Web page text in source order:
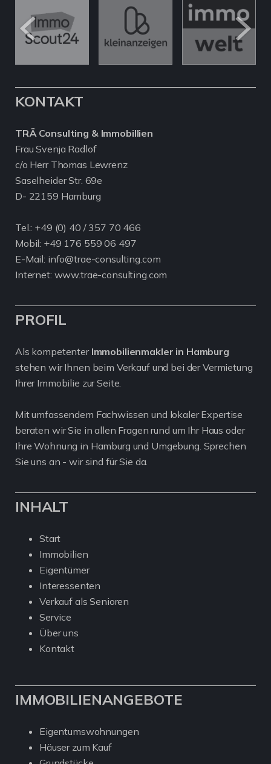
KONTAKT
TRÄ Consulting & Immobillien
Frau Svenja Radlof
c/o Herr Thomas Lewrenz
Saselheider Str. 69e
D- 22159 Hamburg
Tel.: +49 (0) 40 / 357 70 466
Mobil: +49 176 559 06 497
E-Mail: info@trae-consulting.com
Internet: www.trae-consulting.com
PROFIL
Als kompetenter Immobilienmakler in Hamburg
stehen wir Ihnen beim Verkauf und bei der Vermietung
Ihrer Immobilie zur Seite.
Mit umfassendem Fachwissen und lokaler Expertise
beraten wir Sie in allen Fragen rund um Ihr Haus oder
Ihre Wohnung in Hamburg und Umgebung. Sprechen
Sie uns an - wir sind für Sie da.
INHALT
Start
Immobilien
Eigentümer
Interessenten
Verkauf als Senioren
Service
Über uns
Kontakt
IMMOBILIENANGEBOTE
Eigentumswohnungen
Häuser zum Kauf